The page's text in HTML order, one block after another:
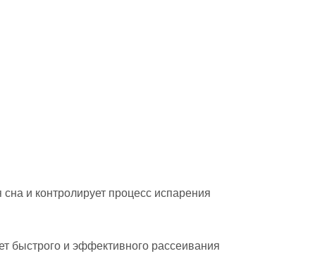
и контролирует процесс испарения
быстрого и эффективного рассеивания